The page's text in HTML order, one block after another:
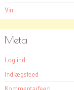
Vin
Meta
Log ind
Indlægsfeed
Kommentarfeed